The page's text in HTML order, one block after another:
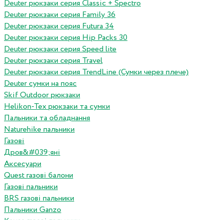
Deuter рюкзаки серия Classic + Spectro
Deuter рюкзаки серия Family 36
Deuter рюкзаки серия Futura 34
Deuter рюкзаки серия Hip Packs 30
Deuter рюкзаки серия Speed lite
Deuter рюкзаки серия Travel
Deuter рюкзаки серия TrendLine (Сумки через плече)
Deuter сумки на пояс
Skif Outdoor рюкзаки
Helikon-Tex рюкзаки та сумки
Пальники та обладнання
Naturehike пальники
Газові
Дров&#039;яні
Аксесуари
Quest газові балони
Газові пальники
BRS газові пальники
Пальники Ganzo